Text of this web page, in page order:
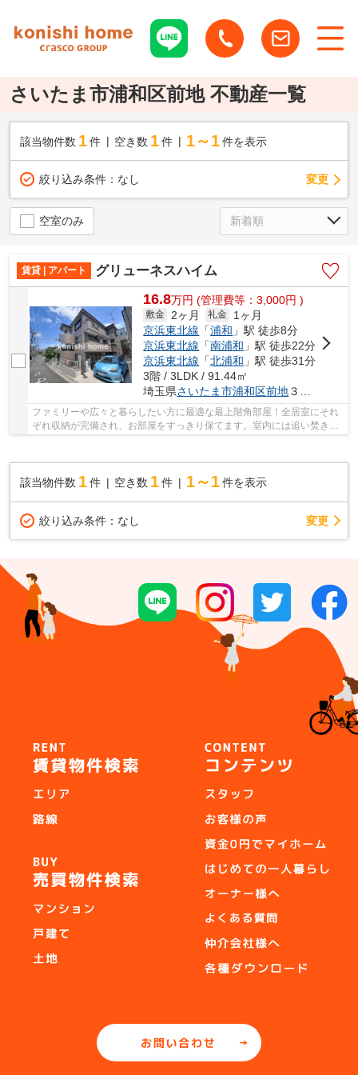
さいたま市浦和区前地 不動産一覧
該当物件数 1件 空き数 1 件 1～1 件を表示
絞り込み条件： なし 変更
空室のみ
賃貸 | アパート グリューネスハイム
16.8万円 (管理費等：3,000円 )
敷金 2ヶ月 礼金
1ヶ月
京浜東北線 「浦和 」駅 徒歩8分
京浜東北線 「南浦和 」駅 徒歩22分
京浜東北線 「北浦和 」駅 徒歩31分
3階 / 3LDK / 91.44㎡
埼玉県さいたま市浦和区前地３丁目６-２
ファミリーや広々と暮らしたい方に最適な最上階角部屋！全居室にそれ
ぞれ収納が完備され、お部屋をすっきり保てます。室内には追い焚き機
能付きバスや3口ガスコンロのシステムキッチン...
該当物件数 1件 空き数 1 件 1～1 件を表示
絞り込み条件： なし 変更